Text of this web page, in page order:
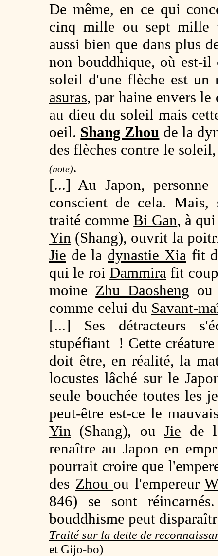
De même, en ce qui
cinq mille ou sept mille
aussi bien que dans plus
non bouddhique, où est-il
soleil d'une flèche est
asuras, par haine envers
au dieu du soleil mais
oeil. Shang Zhou de la
des flèches contre le
(note).
[...] Au Japon,
conscient de cela.
traité comme Bi Gan, à
Yin (Shang), ouvrit la
Jie de la dynastie Xiafit
qui le roi Dammira fit
moine Zhu Daosheng ou
comme celui du Savant-
[...] Ses détracteurs
stupéfiant ! Cette
doit être, en réalité, la
locustes lâché sur le
seule bouchée toutes les
peut-être est-ce le
Yin (Shang), ouJie de
renaître au Japon en
pourrait croire que
des Zhou ou l'empereur
846) se sont
bouddhisme peut
Traité sur la dette de
et Gijo-bo)